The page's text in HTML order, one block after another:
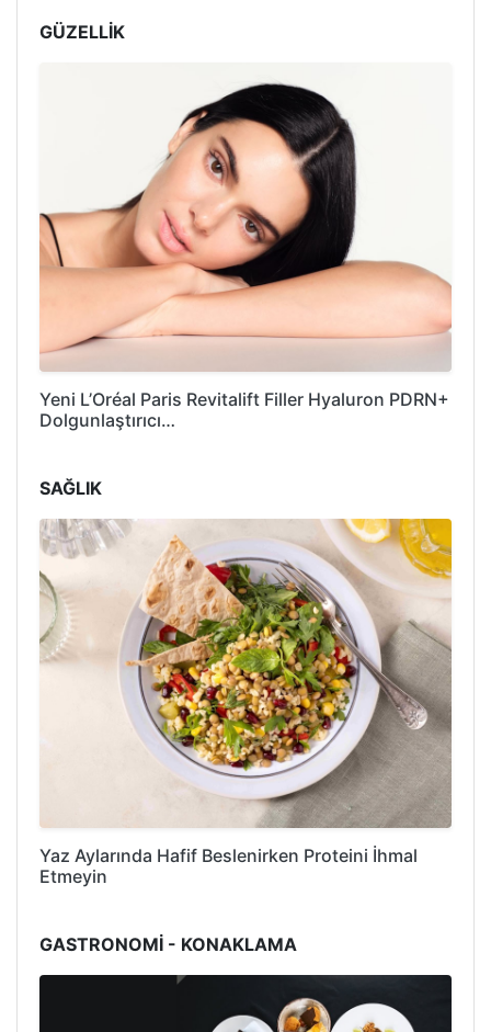
GÜZELLİK
Yeni L’Oréal Paris Revitalift Filler Hyaluron PDRN+
Dolgunlaştırıcı…
SAĞLIK
Yaz Aylarında Hafif Beslenirken Proteini İhmal
Etmeyin
GASTRONOMİ - KONAKLAMA